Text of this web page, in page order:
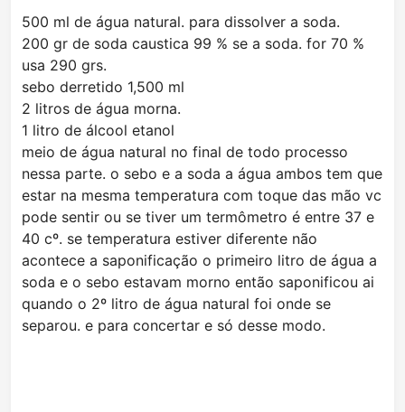
500 ml de água natural. para dissolver a soda.
200 gr de soda caustica 99 % se a soda. for 70 %
usa 290 grs.
sebo derretido 1,500 ml
2 litros de água morna.
1 litro de álcool etanol
meio de água natural no final de todo processo
nessa parte. o sebo e a soda a água ambos tem que
estar na mesma temperatura com toque das mão vc
pode sentir ou se tiver um termômetro é entre 37 e
40 cº. se temperatura estiver diferente não
acontece a saponificação o primeiro litro de água a
soda e o sebo estavam morno então saponificou ai
quando o 2º litro de água natural foi onde se
separou. e para concertar e só desse modo.